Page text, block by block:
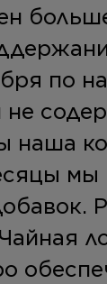
по
наша
мы